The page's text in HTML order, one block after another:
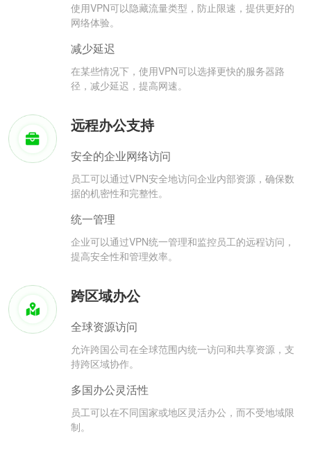
使用VPN可以隐藏流量类型，防止限速，提供更好的
网络体验。
减少延迟
在某些情况下，使用VPN可以选择更快的服务器路
径，减少延迟，提高网速。
远程办公支持
安全的企业网络访问
员工可以通过VPN安全地访问企业内部资源，确保数
据的机密性和完整性。
统一管理
企业可以通过VPN统一管理和监控员工的远程访问，
提高安全性和管理效率。
跨区域办公
全球资源访问
允许跨国公司在全球范围内统一访问和共享资源，支
持跨区域协作。
多国办公灵活性
员工可以在不同国家或地区灵活办公，而不受地域限
制。